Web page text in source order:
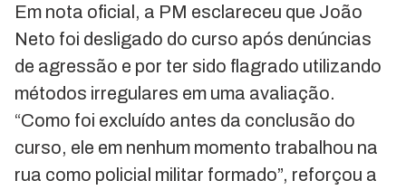
Em nota oficial, a PM esclareceu que João
Neto foi desligado do curso após denúncias
de agressão e por ter sido flagrado utilizando
métodos irregulares em uma avaliação.
“Como foi excluído antes da conclusão do
curso, ele em nenhum momento trabalhou na
rua como policial militar formado”, reforçou a